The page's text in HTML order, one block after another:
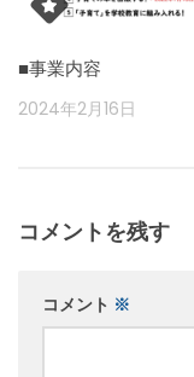
■事業内容
2024年2月16日
コメントを残す
コメント ※